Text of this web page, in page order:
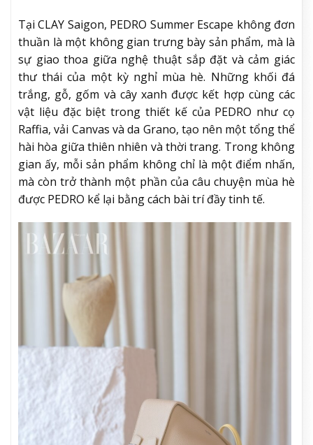
Tại CLAY Saigon, PEDRO Summer Escape không đơn
thuần là một không gian trưng bày sản phẩm, mà là
sự giao thoa giữa nghệ thuật sắp đặt và cảm giác
thư thái của một kỳ nghỉ mùa hè. Những khối đá
trắng, gỗ, gốm và cây xanh được kết hợp cùng các
vật liệu đặc biệt trong thiết kế của PEDRO như cọ
Raffia, vải Canvas và da Grano, tạo nên một tổng thể
hài hòa giữa thiên nhiên và thời trang. Trong không
gian ấy, mỗi sản phẩm không chỉ là một điểm nhấn,
mà còn trở thành một phần của câu chuyện mùa hè
được PEDRO kể lại bằng cách bài trí đầy tinh tế.